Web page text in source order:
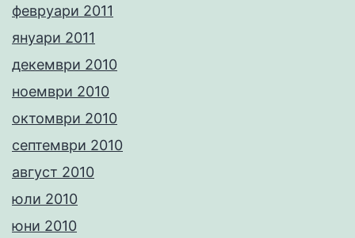
февруари 2011
януари 2011
декември 2010
ноември 2010
октомври 2010
септември 2010
август 2010
юли 2010
юни 2010